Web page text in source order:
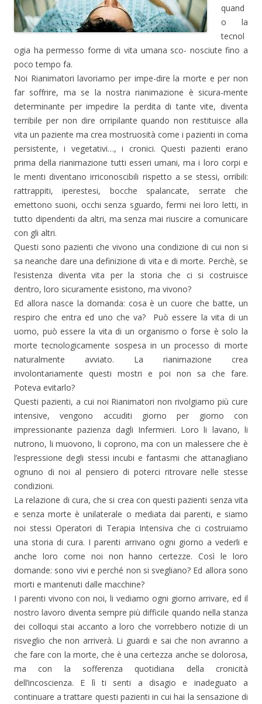
quand
o la
tecnol
ogia ha permesso forme di vita umana sco- nosciute fino a
poco tempo fa.
Noi Rianimatori lavoriamo per impe-dire la morte e per non
far soffrire, ma se la nostra rianimazione è sicura-mente
determinante per impedire la perdita di tante vite, diventa
terribile per non dire orripilante quando non restituisce alla
vita un paziente ma crea mostruosità come i pazienti in coma
persistente, i vegetativi…, i cronici. Questi pazienti erano
prima della rianimazione tutti esseri umani, ma i loro corpi e
le menti diventano irriconoscibili rispetto a se stessi, orribili:
rattrappiti, iperestesi, bocche spalancate, serrate che
emettono suoni, occhi senza sguardo, fermi nei loro letti, in
tutto dipendenti da altri, ma senza mai riuscire a comunicare
con gli altri.
Questi sono pazienti che vivono una condizione di cui non si
sa neanche dare una definizione di vita e di morte. Perchè, se
l’esistenza diventa vita per la storia che ci si costruisce
dentro, loro sicuramente esistono, ma vivono?
Ed allora nasce la domanda: cosa è un cuore che batte, un
respiro che entra ed uno che va? Può essere la vita di un
uomo, può essere la vita di un organismo o forse è solo la
morte tecnologicamente sospesa in un processo di morte
naturalmente avviato. La rianimazione crea
involontariamente questi mostri e poi non sa che fare.
Poteva evitarlo?
Questi pazienti, a cui noi Rianimatori non rivolgiamo più cure
intensive, vengono accuditi giorno per giorno con
impressionante pazienza dagli Infermieri. Loro li lavano, li
nutrono, li muovono, li coprono, ma con un malessere che è
l’espressione degli stessi incubi e fantasmi che attanagliano
ognuno di noi al pensiero di poterci ritrovare nelle stesse
condizioni.
La relazione di cura, che si crea con questi pazienti senza vita
e senza morte è unilaterale o mediata dai parenti, e siamo
noi stessi Operatori di Terapia Intensiva che ci costruiamo
una storia di cura. I parenti arrivano ogni giorno a vederli e
anche loro come noi non hanno certezze. Così le loro
domande: sono vivi e perché non si svegliano? Ed allora sono
morti e mantenuti dalle macchine?
I parenti vivono con noi, li vediamo ogni giorno arrivare, ed il
nostro lavoro diventa sempre più difficile quando nella stanza
dei colloqui stai accanto a loro che vorrebbero notizie di un
risveglio che non arriverà. Li guardi e sai che non avranno a
che fare con la morte, che è una certezza anche se dolorosa,
ma con la sofferenza quotidiana della cronicità
dell’incoscienza. E lì ti senti a disagio e inadeguato a
continuare a trattare questi pazienti in cui hai la sensazione di